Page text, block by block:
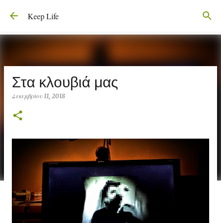
Μετάβαση στο κύριο περιεχόμενο
Keep Life
Στα κλουβιά μας
Δεκεμβρίου 11, 2018